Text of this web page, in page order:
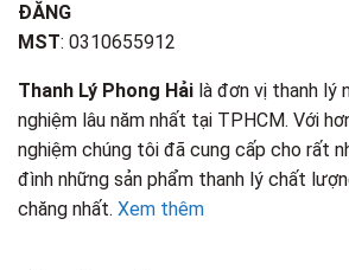
ĐĂNG
MST: 0310655912
Thanh Lý Phong Hải là đơn vị thanh lý
nghiệm lâu năm nhất tại TPHCM. Với
nghiệm chúng tôi đã cung cấp cho rất
đình những sản phẩm thanh lý chất
chăng nhất. Xem thêm